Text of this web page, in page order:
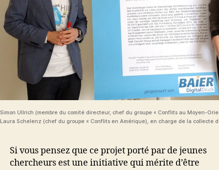
Simon Ullrich (membre du comité directeur, chef du groupe « Conflits au Moyen-
Laura Schelenz (chef du groupe « Conflits en Amérique), en charge de la collecte
Si vous pensez que ce projet porté par de jeunes
chercheurs est une initiative qui mérite d’être